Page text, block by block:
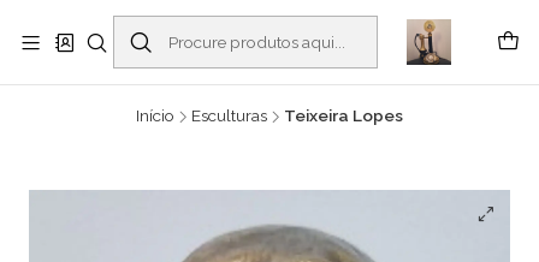
Buscantiguidades - Leilões. Colecionismo e antiguidades em Viana do
Castelo -
Ler mais
Início Esculturas Teixeira Lopes